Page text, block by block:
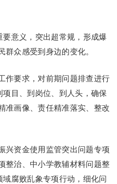
要意义，突出超常规，形成爆
群众感受到身边的变化。
作要求，对前期问题排查进行
项目、到岗位、到人头，确保
准画像、责任精准落实、整改
兴资金使用监管突出问题专项
整治、中小学教辅材料问题整
腐败乱象专项行动，细化问